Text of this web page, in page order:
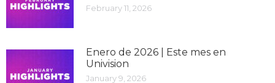
February 11, 2026
Enero de 2026 | Este mes en
Univision
January 9, 2026